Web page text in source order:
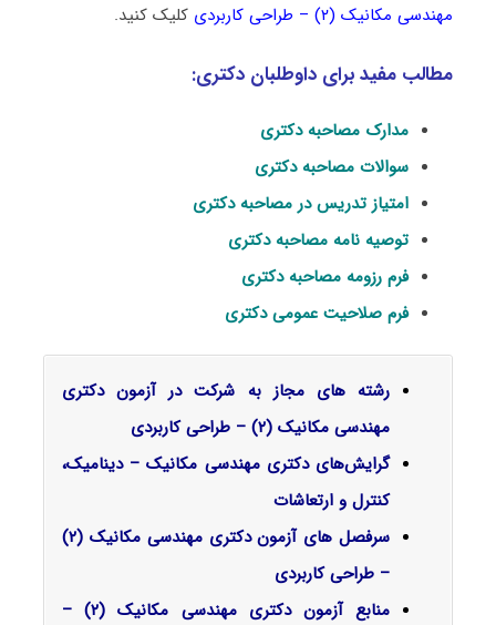
مهندسی مکانیک (۲) – طراحی کاربردی
کلیک کنید.
مطالب مفید برای داوطلبان دکتری:
مدارک مصاحبه دکتری
سوالات مصاحبه دکتری
امتیاز تدریس در مصاحبه دکتری
توصیه نامه مصاحبه دکتری
فرم رزومه مصاحبه دکتری
فرم صلاحیت عمومی دکتری
رشته های مجاز به شرکت در آزمون دکتری
مهندسی مکانیک (۲) – طراحی کاربردی
گرایش‌های دکتری ﻣﻬﻨﺪسی مکانیک – دینامیک،
ﻛﻨﺘﺮل و ارﺗﻌﺎﺷﺎت
سرفصل‌ های آزمون دکتری مهندسی مکانیک (۲)
– طراحی کاربردی
منابع آزمون دکتری مهندسی مکانیک (۲) –